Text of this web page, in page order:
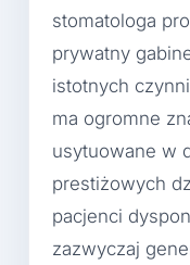
stomatologa
prywatny
istotnych
ma ogromne
usytuowane w
prestiżowych
pacjenci
zazwyczaj